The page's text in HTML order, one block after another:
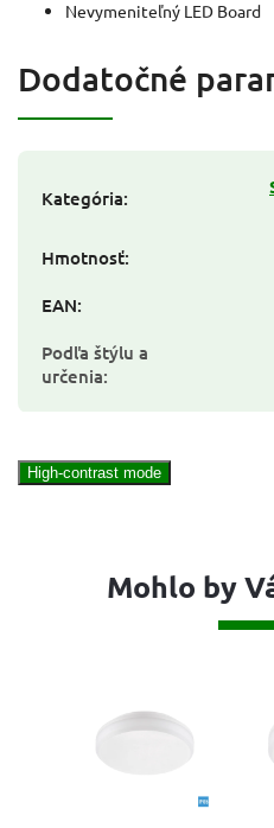
Nevymeniteľný LED Board
Dodatočné
Kategória:
Hmotnosť:
EAN:
Podľa štýlu a
určenia:
High-contrast mode
Mohlo by